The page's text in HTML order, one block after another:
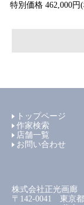
特別価格 462,000円
トップページ
作家検索
店舗一覧
お問い合わせ
株式会社正光画廊
〒142-0041 東京